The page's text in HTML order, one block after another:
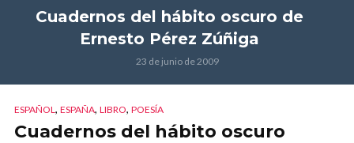
Cuadernos del hábito oscuro de
Ernesto Pérez Zúñiga
23 de junio de 2009
ESPAÑOL, ESPAÑA, LIBRO, POESÍA
Cuadernos del hábito oscuro